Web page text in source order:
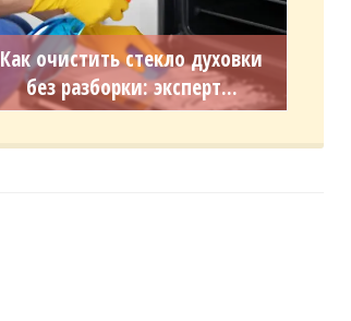
Как очистить стекло духовки
без разборки: эксперт...